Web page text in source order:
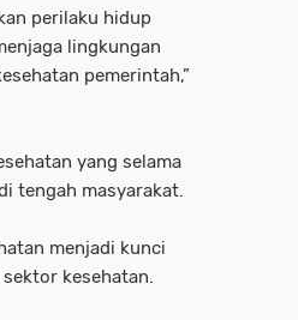
perilaku hidup
lingkungan
pemerintah,”
yang selama
tengah masyarakat.
menjadi kunci
kesehatan.